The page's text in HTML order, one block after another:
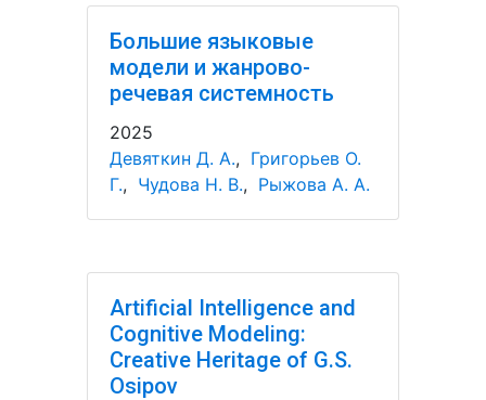
Большие языковые
модели и жанрово-
речевая системность
2025
Девяткин Д. А., Григорьев О.
Г., Чудова Н. В., Рыжова А. А.
Artificial Intelligence and
Cognitive Modeling:
Creative Heritage of G.S.
Osipov